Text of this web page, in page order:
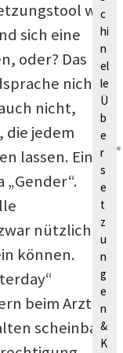
wie
sich eine
oder? Das
nicht
nicht,
die jedem
lassen. Ein
nützlich,
können.
beim Arzt“.
scheinbarls
c
hi
n
el
le
Ü
b
e
r
s
e
t
z
u
n
g
e
n
&
K